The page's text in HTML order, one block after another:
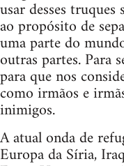
usar desses
ao propósito de
uma parte do
outras partes. Para
para que nos
como irmãos e
inimigos.
A atual onda de
Europa da Síria,